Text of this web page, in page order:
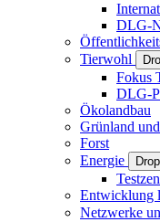
DLG-
Tierwohl
Fokus
DLG-
Ökolandbau
Grünland
Forst
Energie
Entwicklung
Netzwerke